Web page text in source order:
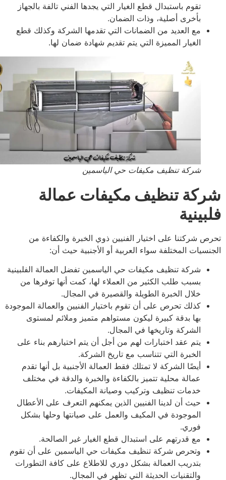
تقوم باستبدال قطع الغيار التي يجدها الفني تالفة بالجهاز
بأخرى أصلية، وذات الضمان.
مع العديد من الضمانات التي تقدمها الشركة وكذلك قطع
الغيار المميزة التي يتم تقديم شهادة ضمان لها.
شركة تنظيف مكيفات حي الياسمين
تنظيف مكيفات عمالة
شركتنا على اختيار الفنيين ذوي الخبرة والكفاءة من
المختلفة سواء العربية أو الأجنبية حيث أن:
شركة تنظيف مكيفات حي الياسمين تفضل العمالة الفلبينية
بسبب طلب الكثير من العملاء لها، كمت أنها توفرها من
خلال الخبرة الطويلة والقصيرة في المجال.
كذلك تحرص على أن تقوم باختيار الفنيين والعمالة الموجودة
بها بدقة كبيرة ليكون مستواهم متميز وملائم لمستوى
الشركة وتاريخها في المجال.
يتم عقد اختبارات لهم من أجل أن يتم اختيارهم بناء على
الخبرة التي تتناسب مع تاريخ الشركة.
أيضًا الشركة لا تمتلك فقط العمالة الأجنبية بل أنها تقدم
عمالة محلية تتميز بالكفاءة والخبرة والدقة في مختلف
خدمات تنظيف وتركيب وصيانة المكيفات.
حيث أن لدينا الفنيين الذين يمكنهم التعرف على الأعطال
الموجودة في المكيف والعمل على صيانتها وحلها بشكل
فوري.
مع قدرتهم على استبدال قطع الغيار غير الصالحة.
وتحرص شركة تنظيف مكيفات حي الياسمين على أن تقوم
بتدريب العمالة بشكل دوري للاطلاع على كافة التطورات
والتقنيات الحديثة التي تظهر في المجال.